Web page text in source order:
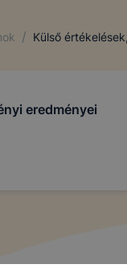
/ Külső
eredményei